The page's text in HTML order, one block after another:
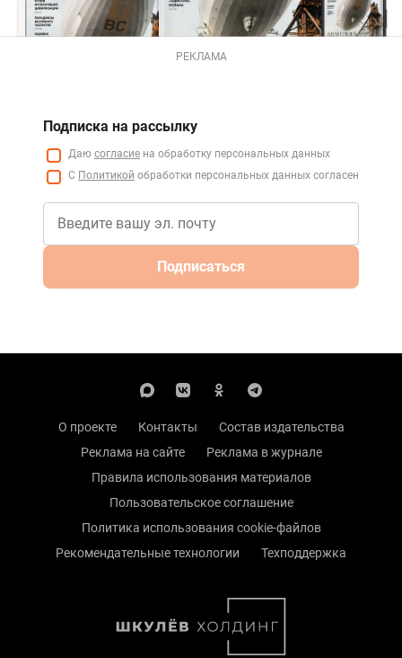
РЕКЛАМА
Подписка на рассылку
Даю согласие на обработку персональных данных
С Политикой обработки персональных данных согласен
Подписаться
О проекте Контакты
Состав издательства
Реклама на сайте
Реклама в журнале
Правила использования материалов
Пользовательское соглашение
Политика использования cookie-файлов
Рекомендательные технологии
Техподдержка